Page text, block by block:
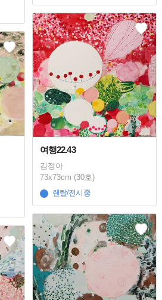
여행22.43
김정아
73x73cm (30호)
렌탈/전시중